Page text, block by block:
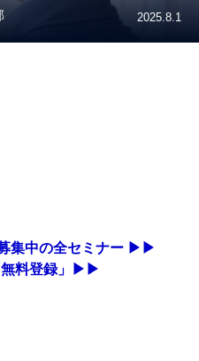
2025.8.1
集中の全セミナー ▶▶
無料登録」▶▶